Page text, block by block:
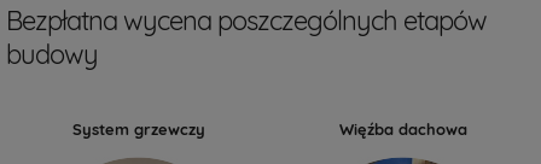
Bezpłatna wycena poszczególnych etapów
budowy
System grzewczy Więźba dachowa